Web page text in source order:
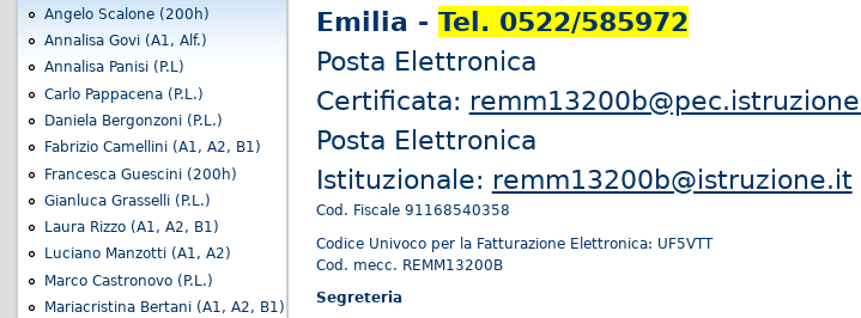
Emilia - Tel. 0522/585972
Posta Elettronica
Certificata:
Posta Elettronica
Istituzionale: remm13200b@istruzione.it
Cod. Fiscale 91168540358
Codice Univoco per la Fatturazione Elettronica: UF5VTT
Cod. mecc. REMM13200B
Segreteria
Angelo Scalone (200h)
Annalisa Govi (A1, Alf.)
Annalisa Panisi (P.L)
Carlo Pappacena (P.L.)
Daniela Bergonzoni (P.L.)
Fabrizio Camellini (A1, A2, B1)
Francesca Guescini (200h)
Gianluca Grasselli (P.L.)
Laura Rizzo (A1, A2, B1)
Luciano Manzotti (A1, A2)
Marco Castronovo (P.L.)
Mariacristina Bertani (A1, A2, B1)